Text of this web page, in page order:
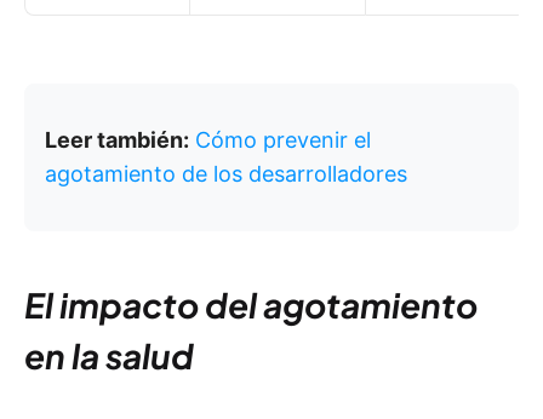
Leer también: Cómo prevenir el
agotamiento de los desarrolladores
El impacto del agotamiento
en la salud